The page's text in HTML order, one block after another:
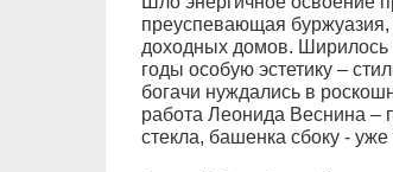
преуспевающая
доходных домов. Ширилось
годы особую эстетику –
богачи нуждались в
работа Леонида Веснина –
стекла, башенка сбоку -